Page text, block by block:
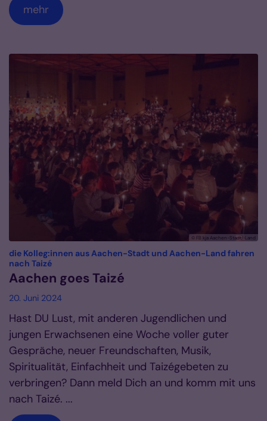
mehr
© FB kja Aachen-Stadt/-Land
die Kolleg:innen aus Aachen-Stadt und Aachen-Land fahren
nach Taizé:
Aachen goes Taizé
20. Juni 2024
Hast DU Lust, mit anderen Jugendlichen und
jungen Erwachsenen eine Woche voller guter
Gespräche, neuer Freundschaften, Musik,
Spiritualität, Einfachheit und Taizégebeten zu
verbringen? Dann meld Dich an und komm mit uns
nach Taizé. ...